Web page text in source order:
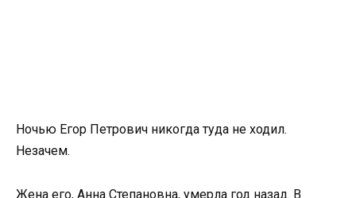
Ночью Егор Петрович никогда туда не ходил.
Незачем.
Жена его, Анна Степановна, умерла год назад. В